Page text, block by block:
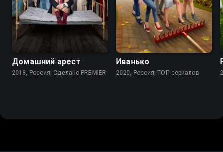
7.9 7.7
Домашний арест
2018, Россия, Сделано PREMIER
8.2
Иванько
2020, Россия, ТОП сериалов